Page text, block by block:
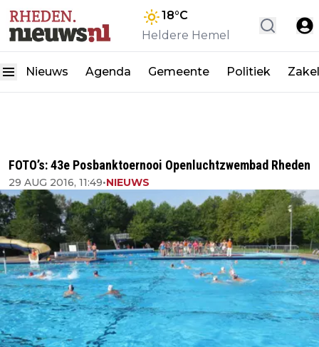
18°C
Heldere Hemel
Nieuws Agenda Gemeente Politiek
FOTO’s: 43e Posbanktoernooi Openluchtzwembad Rheden
29 AUG 2016, 11:49•NIEUWS